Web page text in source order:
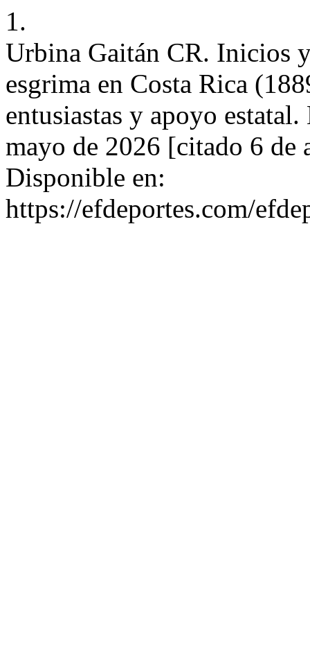
1.
Urbina Gaitán CR. Inicios
esgrima en Costa Rica
entusiastas y apoyo
mayo de 2026 [citado 6
Disponible en:
https://efdeportes.com/